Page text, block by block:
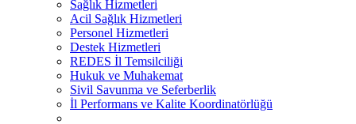
Sağlık Hizmetleri
Acil Sağlık Hizmetleri
Personel Hizmetleri
Destek Hizmetleri
REDES İl Temsilciliği
Hukuk ve Muhakemat
Sivil Savunma ve Seferberlik
İl Performans ve Kalite Koordinatörlüğü